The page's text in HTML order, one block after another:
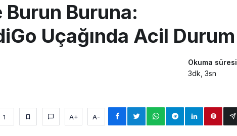
Buruna:
Uçağında Acil Durum
Okuma süresi
3dk, 3sn
1 A+ A-